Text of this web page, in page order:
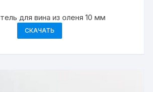
для вина из оленя 10 мм
СКАЧАТЬ